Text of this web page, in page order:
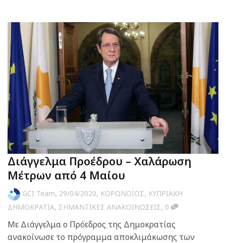
Διάγγελμα Προέδρου – Χαλάρωση
Μέτρων από 4 Μαίου
GCI Team, 29/04/2020, ΚΟΡΩΝΟΪΟΣ, ΚΥΠΡΙΑΚΗ
ΔΗΜΟΚΡΑΤΙΑ, ΣΗΜΑΝΤΙΚΕΣ ΑΝΑΚΟΙΝΩΣΕΙΣ, 0
Με Διάγγελμα ο Πρόεδρος της Δημοκρατίας
ανακοίνωσε το πρόγραμμα αποκλιμάκωσης των